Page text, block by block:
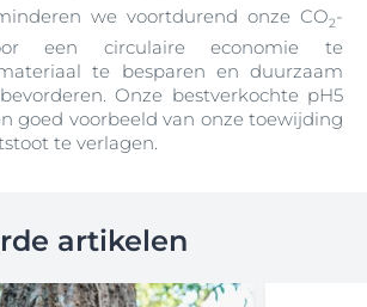
we voortdurend onze CO2-
een circulaire economie te
te besparen en duurzaam
Onze bestverkochte pH5
goed voorbeeld van onze toewijding
te verlagen.
artikelen